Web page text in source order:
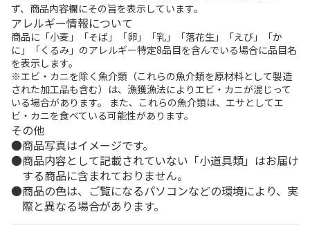
ず、商品内容欄にその旨を表示しています。
アレルギー情報について
商品に「小麦」「そば」「卵」「乳」「落花生」「えび」「か
に」「くるみ」のアレルギー特定8品目を含んでいる場合に品目名
を表示します。
※エビ・カニを除く魚介類（これらの魚介類を原材料として製造
された加工品も含む）は、漁獲漁法によりエビ・カニが混じって
いる場合があります。 また、これらの魚介類は、エサとしてエ
ビ・カニを食べている可能性があります。
その他
商品写真はイメージです。
商品内容として記載されていない「小道具類」はお届け
する商品に含まれておりません。
商品の色は、ご覧になるパソコンなどの環境により、実
際と異なる場合があります。